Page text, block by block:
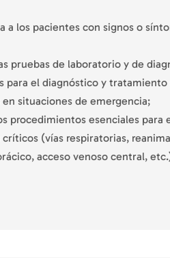
a los pacientes con signos o
pruebas de laboratorio y de
para el diagnóstico y
situaciones de emergencia;
procedimientos esenciales para
(vías respiratorias,
acceso venoso central,